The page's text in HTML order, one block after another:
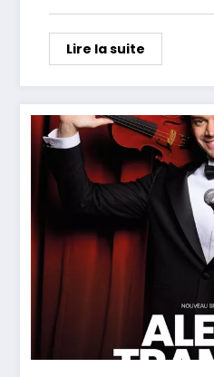
Lire la suite